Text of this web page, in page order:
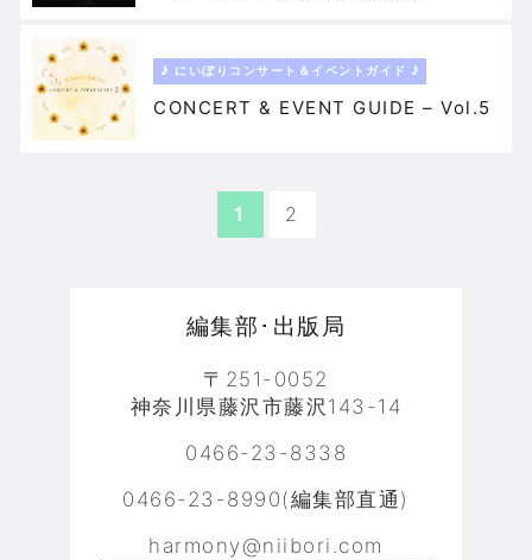
♪ にいぼりコンサート＆イベントガイド ♪
CONCERT & EVENT GUIDE – Vol.5
1 2
編集部･出版局
〒251-0052
神奈川県藤沢市藤沢143-14
0466-23-8338
0466-23-8990(編集部直通)
harmony@niibori.com